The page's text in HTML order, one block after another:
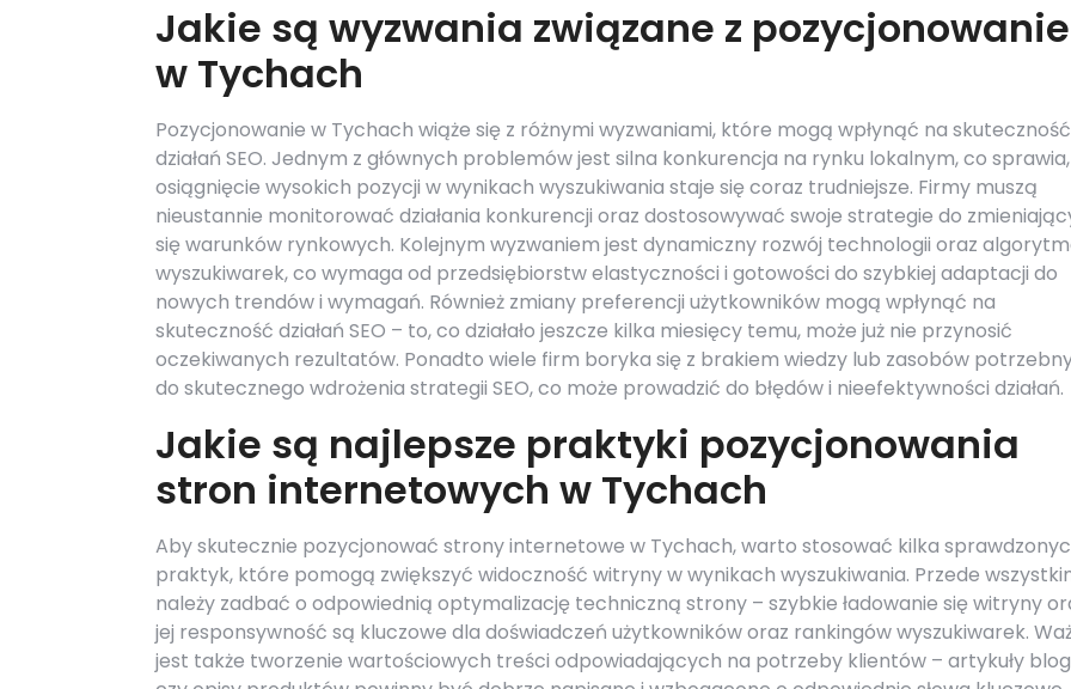
Jakie są wyzwania związane z
w Tychach
Pozycjonowanie w Tychach wiąże się z różnymi wyzwaniami, które mogą wpłynąć na skuteczność
działań SEO. Jednym z głównych problemów jest silna konkurencja na rynku lokalnym, co
osiągnięcie wysokich pozycji w wynikach wyszukiwania staje się coraz trudniejsze. Firmy muszą
nieustannie monitorować działania konkurencji oraz dostosowywać swoje strategie do
się warunków rynkowych. Kolejnym wyzwaniem jest dynamiczny rozwój technologii oraz
wyszukiwarek, co wymaga od przedsiębiorstw elastyczności i gotowości do szybkiej adaptacji do
nowych trendów i wymagań. Również zmiany preferencji użytkowników mogą wpłynąć na
skuteczność działań SEO – to, co działało jeszcze kilka miesięcy temu, może już nie przynosić
oczekiwanych rezultatów. Ponadto wiele firm boryka się z brakiem wiedzy lub zasobów
do skutecznego wdrożenia strategii SEO, co może prowadzić do błędów i nieefektywności działań.
Jakie są najlepsze praktyki pozycjonowania
stron internetowych w Tychach
Aby skutecznie pozycjonować strony internetowe w Tychach, warto stosować kilka
praktyk, które pomogą zwiększyć widoczność witryny w wynikach wyszukiwania. Przede
należy zadbać o odpowiednią optymalizację techniczną strony – szybkie ładowanie się witryny
jej responsywność są kluczowe dla doświadczeń użytkowników oraz rankingów wyszukiwarek.
jest także tworzenie wartościowych treści odpowiadających na potrzeby klientów – artykuły